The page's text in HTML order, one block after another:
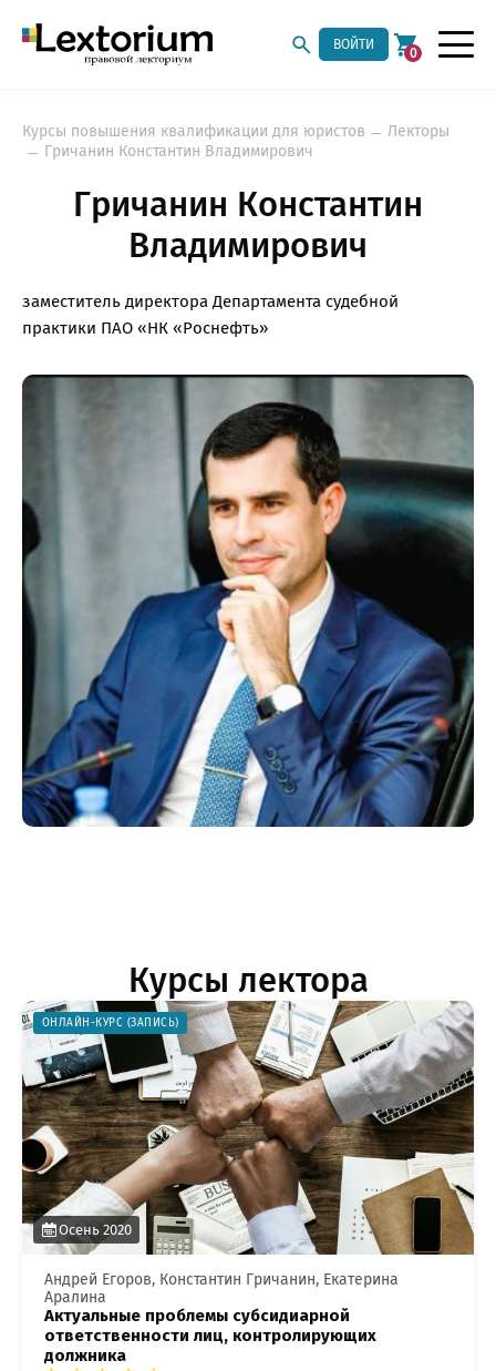
ВОЙТИ
0
Курсы повышения квалификации для юристов
Лекторы
Гричанин Константин Владимирович
Гричанин Константин
Владимирович
заместитель директора Департамента судебной
практики ПАО «НК «Роснефть»
Курсы лектора
ОНЛАЙН-КУРС (ЗАПИСЬ)
Осень 2020
Андрей Егоров, Константин Гричанин, Екатерина
Аралина
Актуальные проблемы субсидиарной
ответственности лиц, контролирующих
должника
проблемы
с сайтом или
заметили ошибку?